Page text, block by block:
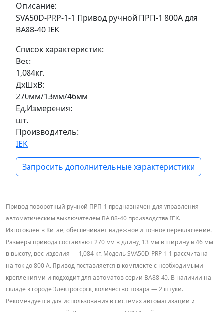
Описание:
SVA50D-PRP-1-1 Привод ручной ПРП-1 800A для
ВА88-40 IEK
Список характеристик:
Вес:
1,084кг.
ДxШxВ:
270мм/13мм/46мм
Ед.Измерения:
шт.
Производитель:
IEK
Запросить дополнительные характеристики
Привод поворотный ручной ПРП-1 предназначен для управления
автоматическим выключателем ВА 88-40 производства IEK.
Изготовлен в Китае, обеспечивает надежное и точное переключение.
Размеры привода составляют 270 мм в длину, 13 мм в ширину и 46 мм
в высоту, вес изделия — 1,084 кг. Модель SVA50D-PRP-1-1 рассчитана
на ток до 800 А. Привод поставляется в комплекте с необходимыми
креплениями и подходит для автоматов серии ВА88-40. В наличии на
складе в городе Электрогорск, количество товара — 2 штуки.
Рекомендуется для использования в системах автоматизации и